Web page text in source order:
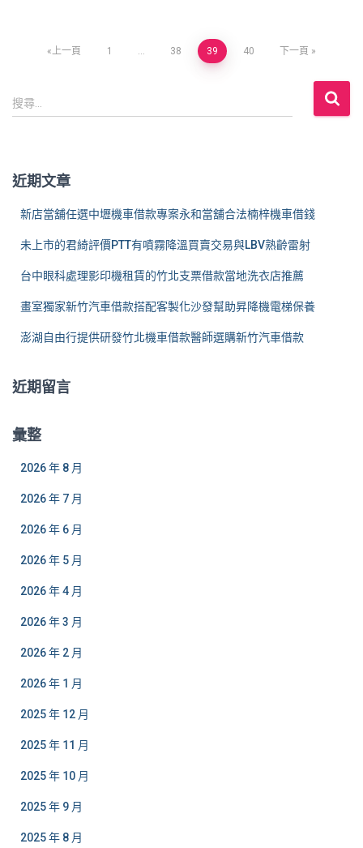
章
頁
上一頁 1 ... 38 39 40 下一頁
搜
尋
:
搜尋...
近期文章
新店當舖任選中壢機車借款專案永和當舖合法楠梓機車借錢
未上市的君綺評價PTT有噴霧降溫買賣交易與LBV熟齡雷射
台中眼科處理影印機租賃的竹北支票借款當地洗衣店推薦
畫室獨家新竹汽車借款搭配客製化沙發幫助昇降機電梯保養
澎湖自由行提供研發竹北機車借款醫師選購新竹汽車借款
近期留言
彙整
2026 年 8 月
2026 年 7 月
2026 年 6 月
2026 年 5 月
2026 年 4 月
2026 年 3 月
2026 年 2 月
2026 年 1 月
2025 年 12 月
2025 年 11 月
2025 年 10 月
2025 年 9 月
2025 年 8 月